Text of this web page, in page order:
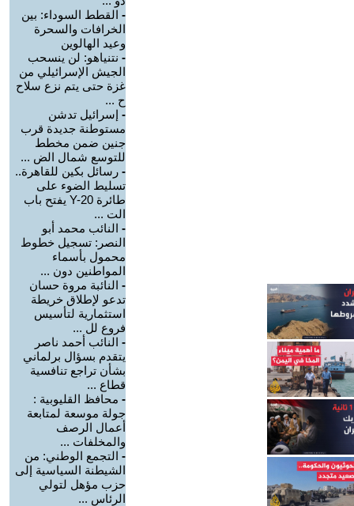
- القطط السوداء: بين
الخرافات والسحرة
وعيد الهالوين
- نتنياهو: لن ينسحب
الجيش الإسرائيلي من
غزة حتى يتم نزع سلاح
ح ...
- إسرائيل تدشن
مستوطنة جديدة قرب
جنين ضمن مخطط
للتوسع شمال الض ...
- رسائل بكين للقاهرة..
تسليط الضوء على
طائرة Y-20 يفتح باب
الت ...
- النائب محمد أبو
النصر: تسجيل خطوط
محمول بأسماء
المواطنين دون ...
- النائبة مروة حسان
تدعو لإطلاق خريطة
استثمارية لتأسيس
فروع لل ...
- النائب أحمد ناصر
يتقدم بسؤال برلماني
بشأن تراجع تنافسية
قطاع ...
- محافظ القليوبية :
جولة موسعة لمتابعة
أعمال الرصف
والمخلفات ...
- التجمع الوطني: من
الشيطنة السياسية إلى
حزب مؤهل لتولي
الرئاس ...